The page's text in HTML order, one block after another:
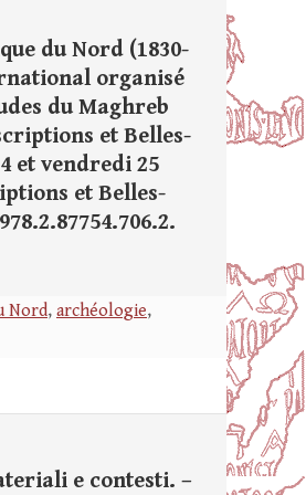
du Nord (1830-
organisé
du Maghreb
et Belles-
et vendredi 25
et Belles-
Nord, archéologie,
e contesti. –